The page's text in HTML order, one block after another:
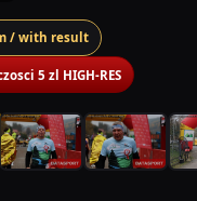
/ with result
5 zl HIGH-RES